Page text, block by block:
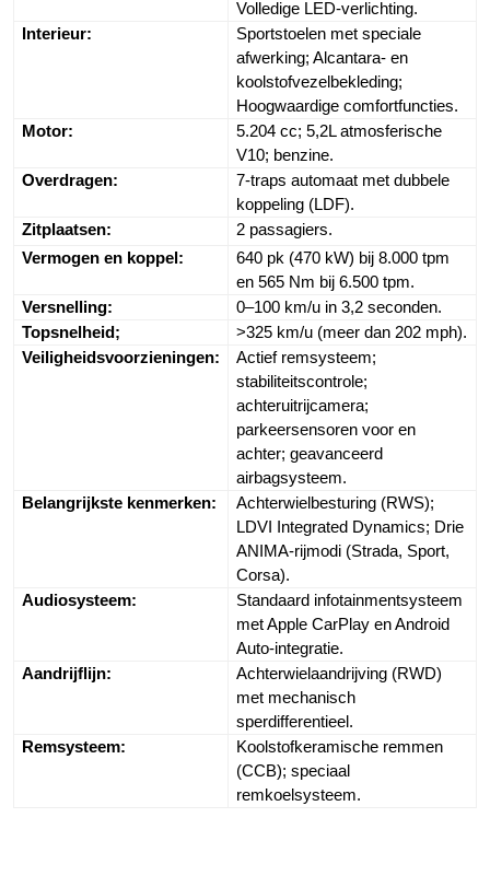
Volledige LED-verlichting.
Interieur:
Sportstoelen met speciale
afwerking; Alcantara- en
koolstofvezelbekleding;
Hoogwaardige comfortfuncties.
Motor:
5.204 cc; 5,2L atmosferische
V10; benzine.
Overdragen:
7-traps automaat met dubbele
koppeling (LDF).
Zitplaatsen:
2 passagiers.
Vermogen en koppel:
640 pk (470 kW) bij 8.000 tpm
en 565 Nm bij 6.500 tpm.
Versnelling:
0–100 km/u in 3,2 seconden.
Topsnelheid;
>325 km/u (meer dan 202 mph).
Veiligheidsvoorzieningen:
Actief remsysteem;
stabiliteitscontrole;
achteruitrijcamera;
parkeersensoren voor en
achter; geavanceerd
airbagsysteem.
Belangrijkste kenmerken:
Achterwielbesturing (RWS);
LDVI Integrated Dynamics; Drie
ANIMA-rijmodi (Strada, Sport,
Corsa).
Audiosysteem:
Standaard infotainmentsysteem
met Apple CarPlay en Android
Auto-integratie.
Aandrijflijn:
Achterwielaandrijving (RWD)
met mechanisch
sperdifferentieel.
Remsysteem:
Koolstofkeramische remmen
(CCB); speciaal
remkoelsysteem.